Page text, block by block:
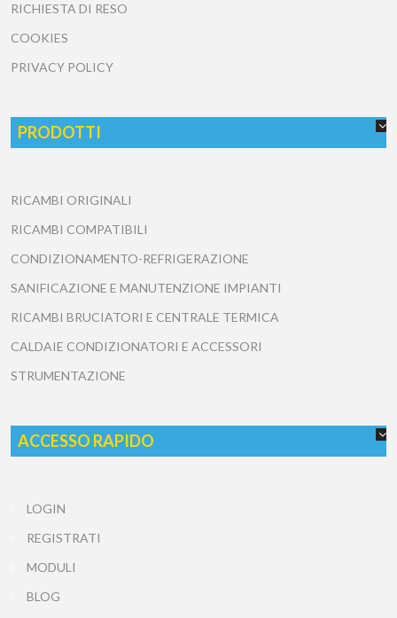
RICHIESTA DI RESO
COOKIES
PRIVACY POLICY
PRODOTTI
RICAMBI ORIGINALI
RICAMBI COMPATIBILI
CONDIZIONAMENTO-REFRIGERAZIONE
SANIFICAZIONE E MANUTENZIONE IMPIANTI
RICAMBI BRUCIATORI E CENTRALE TERMICA
CALDAIE CONDIZIONATORI E ACCESSORI
STRUMENTAZIONE
ACCESSO RAPIDO
LOGIN
REGISTRATI
MODULI
BLOG